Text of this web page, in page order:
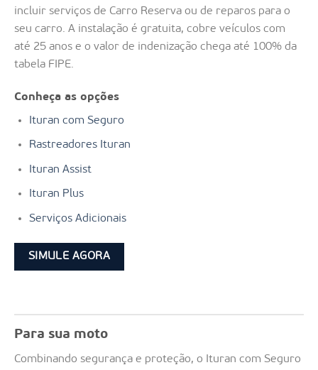
incluir serviços de Carro Reserva ou de reparos para o
seu carro. A instalação é gratuita, cobre veículos com
até 25 anos e o valor de indenização chega até 100% da
tabela FIPE.
Conheça as opções
Ituran com Seguro
Rastreadores Ituran
Ituran Assist
Ituran Plus
Serviços Adicionais
SIMULE AGORA
Para sua moto
Combinando segurança e proteção, o Ituran com Seguro